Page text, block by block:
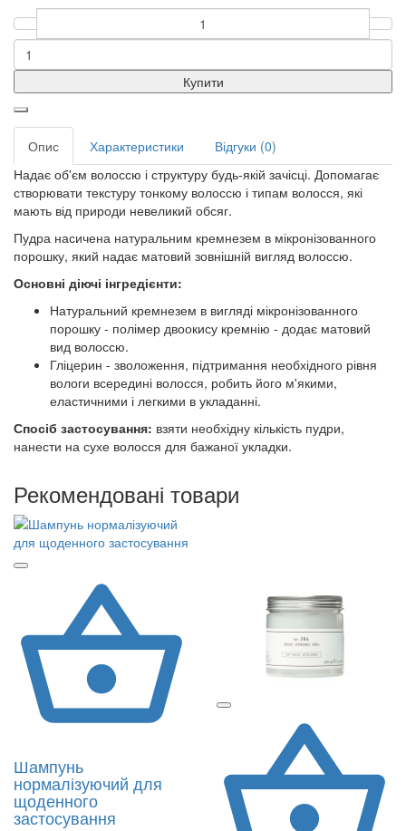
Купити
Опис Характеристики
Відгуки (0)
Надає об'єм волоссю і структуру будь-якій зачісці. Допомагає
створювати текстуру тонкому волоссю і типам волосся, які
мають від природи невеликий обсяг.
Пудра насичена натуральним кремнезем в мікронізованного
порошку, який надає матовий зовнішній вигляд волоссю.
Основні діючі інгредієнти:
Натуральний кремнезем в вигляді мікронізованного
порошку - полімер двоокису кремнію - додає матовий
вид волоссю.
Гліцерин - зволоження, підтримання необхідного рівня
вологи всередині волосся, робить його м'якими,
еластичними і легкими в укладанні.
Спосіб застосування: взяти необхідну кількість пудри,
нанести на сухе волосся для бажаної укладки.
Рекомендовані товари
Шампунь
нормалізуючий для
щоденного
застосування